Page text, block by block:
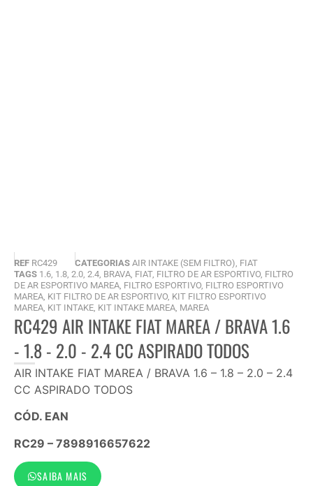
REF RC429 CATEGORIAS AIR INTAKE (SEM FILTRO), FIAT
TAGS 1.6, 1.8, 2.0, 2.4, BRAVA, FIAT, FILTRO DE AR ESPORTIVO, FILTRO
DE AR ESPORTIVO MAREA, FILTRO ESPORTIVO, FILTRO ESPORTIVO
MAREA, KIT FILTRO DE AR ESPORTIVO, KIT FILTRO ESPORTIVO
MAREA, KIT INTAKE, KIT INTAKE MAREA, MAREA
RC429 AIR INTAKE FIAT MAREA / BRAVA 1.6
- 1.8 - 2.0 - 2.4 CC ASPIRADO TODOS
AIR INTAKE FIAT MAREA / BRAVA 1.6 – 1.8 – 2.0 – 2.4
CC ASPIRADO TODOS
CÓD. EAN
RC29 – 7898916657622
SAIBA MAIS